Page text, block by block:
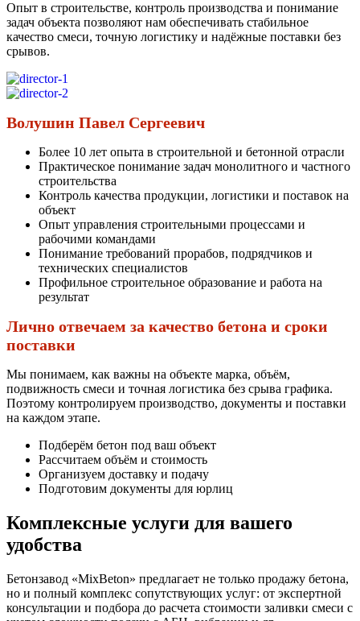
Опыт в строительстве, контроль производства и понимание
задач объекта позволяют нам обеспечивать стабильное
качество смеси, точную логистику и надёжные поставки без
срывов.
Волушин Павел Сергеевич
Более 10 лет опыта в строительной и бетонной отрасли
Практическое понимание задач монолитного и частного
строительства
Контроль качества продукции, логистики и поставок на
объект
Опыт управления строительными процессами и
рабочими командами
Понимание требований прорабов, подрядчиков и
технических специалистов
Профильное строительное образование и работа на
результат
Лично отвечаем за качество бетона и сроки
поставки
Мы понимаем, как важны на объекте марка, объём,
подвижность смеси и точная логистика без срыва графика.
Поэтому контролируем производство, документы и поставки
на каждом этапе.
Подберём бетон под ваш объект
Рассчитаем объём и стоимость
Организуем доставку и подачу
Подготовим документы для юрлиц
Комплексные услуги для вашего
удобства
Бетонзавод «MixBeton» предлагает не только продажу бетона,
но и полный комплекс сопутствующих услуг: от экспертной
консультации и подбора до расчета стоимости заливки смеси с